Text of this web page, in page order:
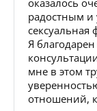
радостным и
сексуальная
Я
мне в этом
отношений,